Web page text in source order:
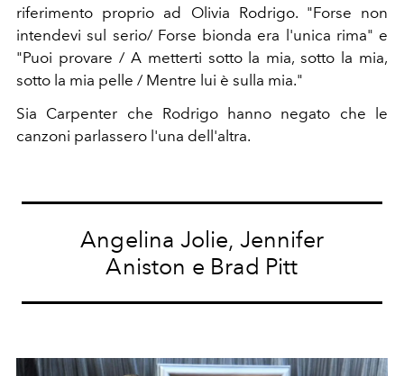
riferimento proprio ad Olivia Rodrigo. "Forse non
intendevi sul serio/ Forse bionda era l'unica rima" e
"Puoi provare / A metterti sotto la mia, sotto la mia,
sotto la mia pelle / Mentre lui è sulla mia."
Sia Carpenter che Rodrigo hanno negato che le
canzoni parlassero l'una dell'altra.
Angelina Jolie, Jennifer
Aniston e Brad Pitt